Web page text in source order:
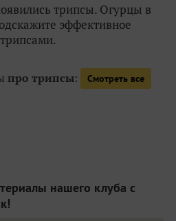
трипсы. Огурцы в
эффективное
про трипсы: Смотреть все
нашего клуба с